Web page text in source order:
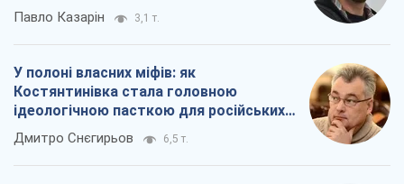
Павло Казарін 3,1 т.
У полоні власних міфів: як
Костянтинівка стала головною
ідеологічною пасткою для російських
окупантів
Дмитро Снєгирьов 6,5 т.